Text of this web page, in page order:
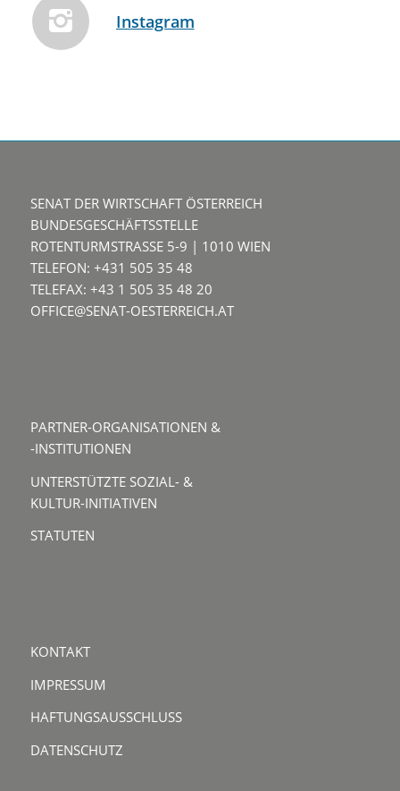
Instagram
SENAT DER WIRTSCHAFT ÖSTERREICH
BUNDESGESCHÄFTSSTELLE
ROTENTURMSTRASSE 5-9 | 1010 WIEN
TELEFON: +431 505 35 48
TELEFAX: +43 1 505 35 48 20
OFFICE@SENAT-OESTERREICH.AT
PARTNER-ORGANISATIONEN &
-INSTITUTIONEN
UNTERSTÜTZTE SOZIAL- &
KULTUR-INITIATIVEN
STATUTEN
KONTAKT
IMPRESSUM
HAFTUNGSAUSSCHLUSS
DATENSCHUTZ